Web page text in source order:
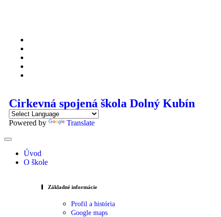
Cirkevná spojená škola Dolný Kubín
Powered by Translate
Úvod
O škole
Základné informácie
Profil a história
Google maps